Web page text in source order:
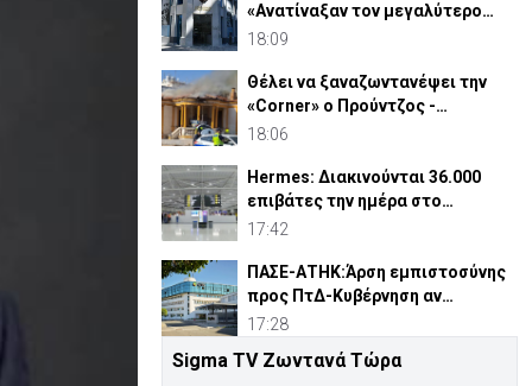
«Ανατίναξαν τον μεγαλύτερο
ηλεκτροπαραγωγικό σταθμό»
18:09
Θέλει να ξαναζωντανέψει την
«Corner» o Προύντζος -
«Πληγώνει τις αναμνήσεις»
18:06
Hermes: Διακινούνται 36.000
επιβάτες την ημέρα στο
αεροδρόμιο Λάρνακας
17:42
ΠΑΣΕ-ΑΤΗΚ:Άρση εμπιστοσύνης
προς ΠτΔ-Κυβέρνηση αν
αντικατασταθεί ο Οικονομίδης
17:28
Άγκυρα: Η «Συμφωνία της
Sigma TV Ζωντανά Τώρα